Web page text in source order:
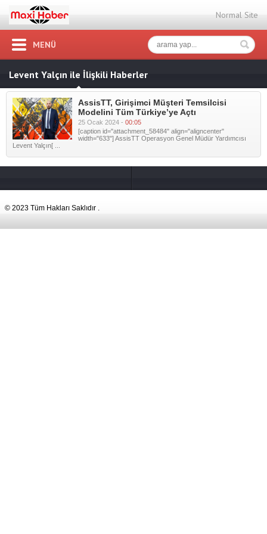
Normal Site
MENÜ
Levent Yalçın ile İlişkili Haberler
AssisTT, Girişimci Müşteri Temsilcisi
Modelini Tüm Türkiye’ye Açtı
25 Ocak 2024 - 00:05
[caption id="attachment_58484" align="aligncenter"
width="633"] AssisTT Operasyon Genel Müdür Yardımcısı
Levent Yalçın[ ...
© 2023 Tüm Hakları Saklıdır .